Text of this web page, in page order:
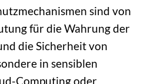
sind von
für die Wahrung der
die Sicherheit von
in sensiblen
Computing oder